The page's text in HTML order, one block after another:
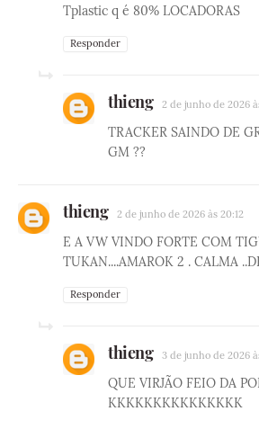
Tplastic q é 80% LOCADORAS
Responder
thieng 2 de junho de 2026
TRACKER SAINDO DE
GM ??
thieng 2 de junho de 2026 às 20:12
E A VW VINDO FORTE COM
TUKAN....AMAROK 2 . CALMA
Responder
thieng 3 de junho de 2026
QUE VIRJÃO FEIO DA
KKKKKKKKKKKKKKK